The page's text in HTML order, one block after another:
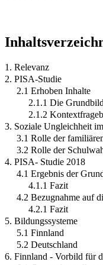
1. Relevanz
2. PISA-Studie
2.1 Erhoben Inhalte
2.1.1 Die
2.1.2
3. Soziale Ungleichheit
3.1 Rolle der
3.2 Rolle der
4. PISA- Studie 2018
4.1 Ergebnis der
4.1.1 Fazit
4.2 Bezugnahme auf
4.2.1 Fazit
5. Bildungssysteme
5.1 Finnland
5.2 Deutschland
6. Finnland - Vorbild für